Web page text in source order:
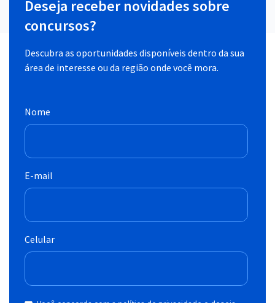
Deseja receber novidades sobre
concursos?
Descubra as oportunidades disponíveis dentro da sua
área de interesse ou da região onde você mora.
Nome
E-mail
Celular